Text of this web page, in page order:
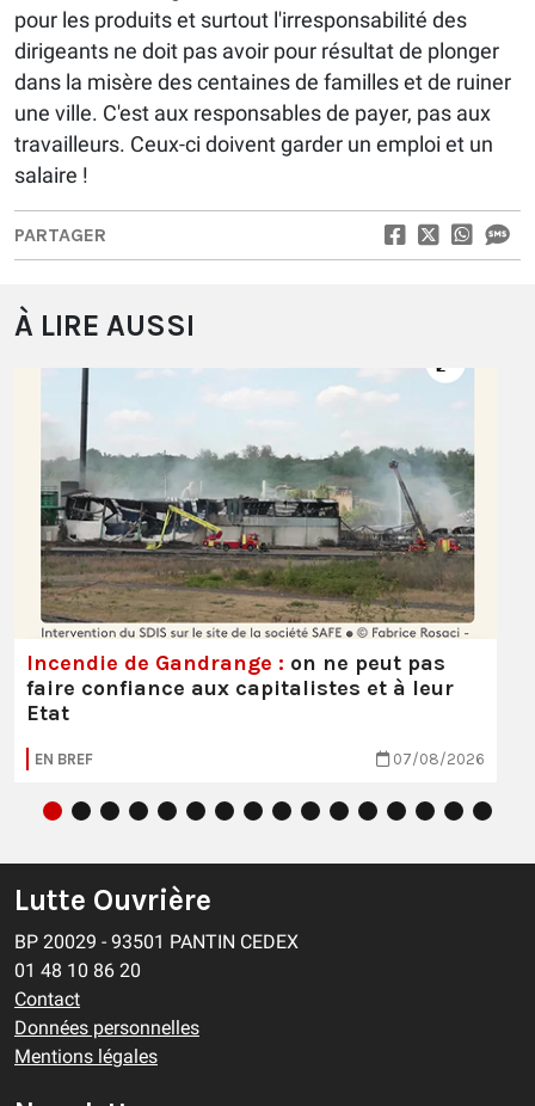
pour les produits et surtout l'irresponsabilité des
dirigeants ne doit pas avoir pour résultat de plonger
dans la misère des centaines de familles et de ruiner
une ville. C'est aux responsables de payer, pas aux
travailleurs. Ceux-ci doivent garder un emploi et un
salaire !
PARTAGER
À LIRE AUSSI
Incendie de Gandrange : on ne peut pas
faire confiance aux capitalistes et à leur
Etat
EN BREF 07/08/2026
Lutte Ouvrière
BP 20029 - 93501 PANTIN CEDEX
01 48 10 86 20
Contact
Données personnelles
Mentions légales